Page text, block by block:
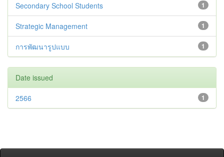
1
Secondary School Students
1
Strategic Management
1
การพัฒนารูปแบบ
Date issued
1
2566